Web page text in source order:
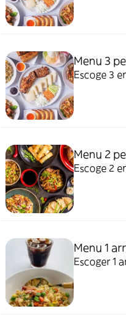
Menu 3
Escoge 3
Menu 2
Escoge 2
Menu 1
Escoger 1